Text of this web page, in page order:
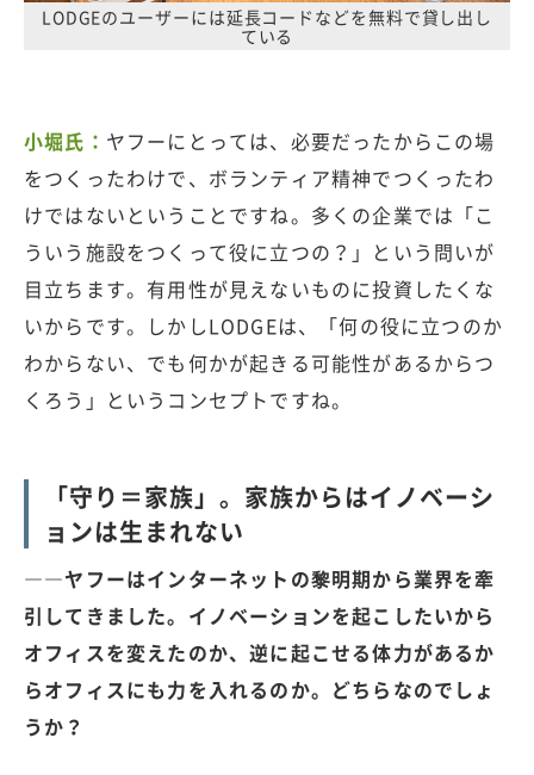
LODGEのユーザーには延長コードなどを無料で貸し出し
ている
小堀氏： ヤフーにとっては、必要だったからこの場
をつくったわけで、ボランティア精神でつくったわ
けではないということですね。多くの企業では「こ
ういう施設をつくって役に立つの？」という問いが
目立ちます。有用性が見えないものに投資したくな
いからです。しかしLODGEは、「何の役に立つのか
わからない、でも何かが起きる可能性があるからつ
くろう」というコンセプトですね。
「守り＝家族」。家族からはイノベーシ
ョンは生まれない
――ヤフーはインターネットの黎明期から業界を牽
引してきました。イノベーションを起こしたいから
オフィスを変えたのか、逆に起こせる体力があるか
らオフィスにも力を入れるのか。どちらなのでしょ
うか？